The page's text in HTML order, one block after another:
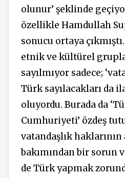
olunur’ şeklinde
özellikle Hamdullah
sonucu ortaya
etnik ve kültürel
sayılmıyor sadece;
Türk sayılacakları da
oluyordu. Burada da
Cumhuriyeti’ özdeş
vatandaşlık haklarının
bakımından bir sorun
de Türk yapmak